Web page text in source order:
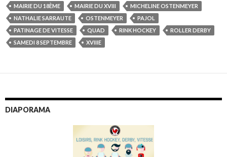
MAIRIE DU 18ÈME
MAIRIE DU XVIII
MICHELINE OSTENMEYER
NATHALIE SARRAUTE
OSTENMEYER
PAJOL
PATINAGE DE VITESSE
QUAD RINK HOCKEY
ROLLER DERBY
SAMEDI 8 SEPTEMBRE
XVIIIE
DIAPORAMA